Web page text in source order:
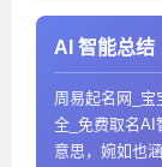
AI 智能总结
周易起名网_宝
全_免费取名AI
意思，婉如也